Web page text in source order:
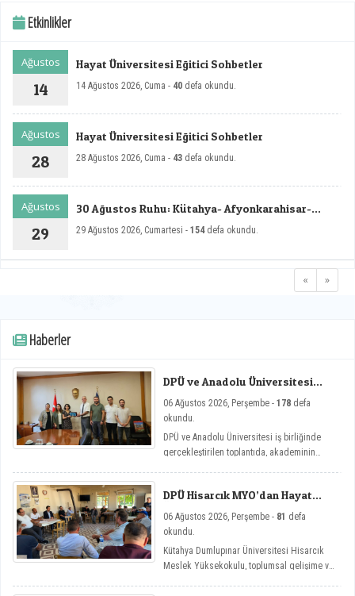
Etkinlikler
Ağustos
14
Hayat Üniversitesi Eğitici Sohbetler
14 Ağustos 2026, Cuma - 40 defa okundu.
Ağustos
28
Hayat Üniversitesi Eğitici Sohbetler
28 Ağustos 2026, Cuma - 43 defa okundu.
Ağustos
29
30 Ağustos Ruhu: Kütahya- Afyonkarahisar-
29 Ağustos 2026, Cumartesi - 154defa okundu.
« »
Haberler
DPÜ ve Anadolu Üniversitesi
Toplantısı
06 Ağustos 2026, Perşembe - 178 defa
okundu.
DPÜ ve Anadolu Üniversitesi iş birliğinde
gerçekleştirilen toplantıda, akademinin
DPÜ Hisarcık MYO’dan Hayat
06 Ağustos 2026, Perşembe - 81 defa
okundu.
Kütahya Dumlupınar Üniversitesi Hisarcık
Meslek Yüksekokulu, toplumsal gelişime ve